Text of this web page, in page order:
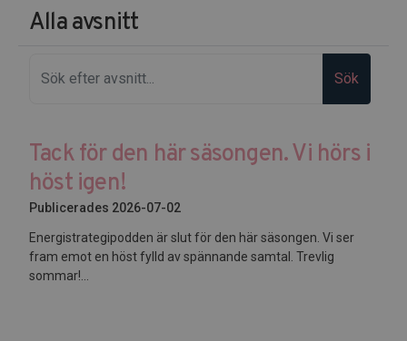
Alla avsnitt
Sök
Tack för den här säsongen. Vi hörs i
höst igen!
Publicerades 2026-07-02
Energistrategipodden är slut för den här säsongen. Vi ser
fram emot en höst fylld av spännande samtal. Trevlig
sommar!...